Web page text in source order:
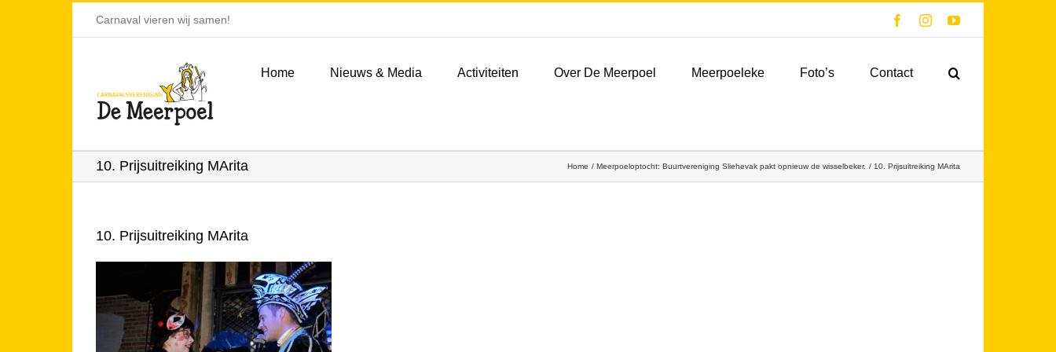
Carnaval vieren wij samen! FacebookInstagramYouTube
Home Nieuws & Media Activiteiten Over De Meerpoel Meerpoeleke Foto’s Contact
10. Prijsuitreiking MArita Home Meerpoeloptocht: Buurtvereniging Sliehevak pakt opnieuw de wisselbeker. 10. Prijsuitreiking MArita
10. Prijsuitreiking MArita